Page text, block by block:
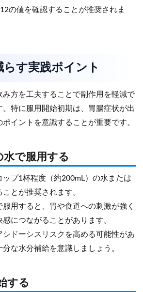
の値を確認することが推奨されま
らす実践ポイント
み方を工夫することで副作用を軽減で
。特に服用開始初期は、胃腸症状が出
イントを意識することが重要です。
で服用する
ップ1杯程度（約200mL）の水または
とが推奨されます。
用すると、胃や食道への刺激が強く
につながることがあります。
シドーシスリスクを高める可能性があ
な水分補給を意識しましょう。
する